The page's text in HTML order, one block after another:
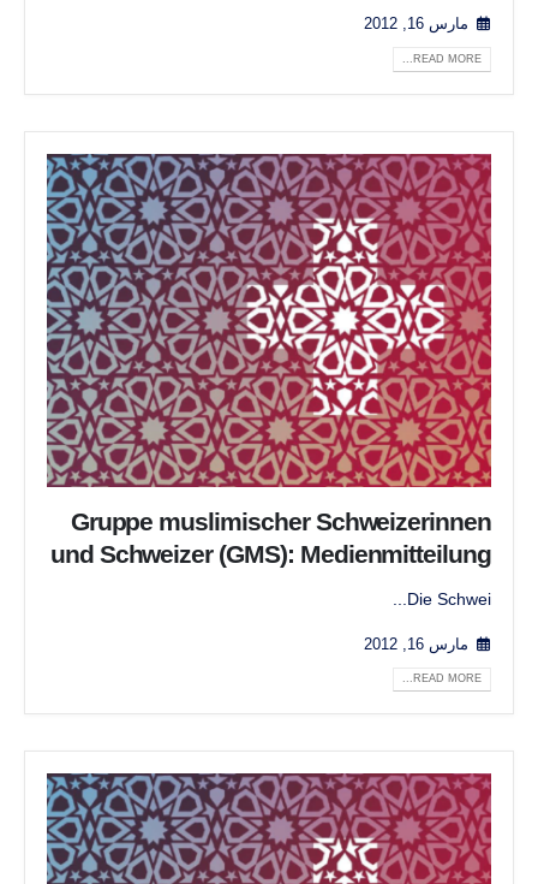
مارس 16, 2012
READ MORE...
Gruppe muslimischer Schweizerinnen
und Schweizer (GMS): Medienmitteilung
Die Schwei...
مارس 16, 2012
READ MORE...